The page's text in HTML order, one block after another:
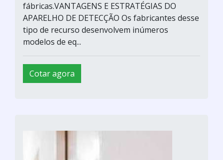
fábricas.VANTAGENS E ESTRATÉGIAS DO
APARELHO DE DETECÇÃO Os fabricantes desse
tipo de recurso desenvolvem inúmeros
modelos de eq...
Cotar agora